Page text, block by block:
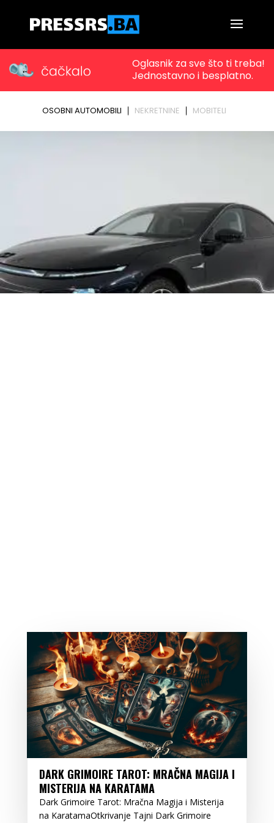
DARK GRIMOIRE TAROT: MRAČNA MAGIJA I
MISTERIJA NA KARATAMA
Dark Grimoire Tarot: Mračna Magija i Misterija
na KaratamaOtkrivanje Tajni Dark Grimoire